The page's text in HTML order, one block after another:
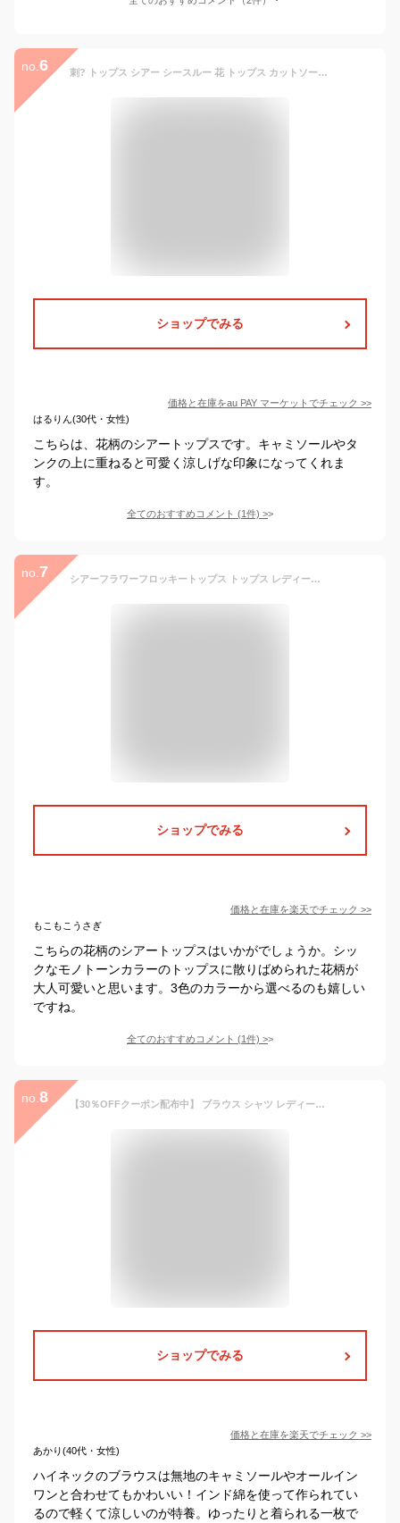
no. 6 刺? トップス シアー シースルー 花 トップス カットソー レディース メッシュ ブラウス 重ね着 シャツ シアー 長袖 可愛い レース チュ
ショップでみる
価格と在庫をau PAY マーケット でチェック >>
はるりん(30代・女性)
こちらは、花柄のシアートップスです。キャミソールやタ
ンクの上に重ねると可愛く涼しげな印象になってくれま
す。
全てのおすすめコメント (1件) >
no. 7 シアーフラワーフロッキートップス トップス レディース カットソー 長袖 クルーネック シアー レイヤード 花柄 タイト【メール便可／35】
ショップでみる
価格と在庫を楽天でチェック >>
もこもこうさぎ
こちらの花柄のシアートップスはいかがでしょうか。シッ
クなモノトーンカラーのトップスに散りばめられた花柄が
大人可愛いと思います。3色のカラーから選べるのも嬉しい
ですね。
全てのおすすめコメント (1件) >
no. 8 【30％OFFクーポン配布中】 ブラウス シャツ レディース 花柄 五分袖 ハイネック トップス プルオーバー 綿100％ コットン インド綿 涼しい 軽い 透け感 シアー素材 ボイル フラワー ゆったり 大きいサイズ 大人 可愛い ナチュラル カジュアル シンプル [M便 1/1]
ショップでみる
価格と在庫を楽天でチェック >>
あかり(40代・女性)
ハイネックのブラウスは無地のキャミソールやオールイン
ワンと合わせてもかわいい！インド綿を使って作られてい
るので軽くて涼しいのが特養。ゆったりと着られる一枚で